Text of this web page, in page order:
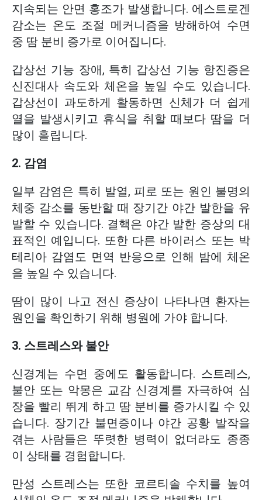
지속되는 안면 홍조가 발생합니다. 에스트로겐
감소는 온도 조절 메커니즘을 방해하여 수면
중 땀 분비 증가로 이어집니다.
갑상선 기능 장애, 특히 갑상선 기능 항진증은
신진대사 속도와 체온을 높일 수도 있습니다.
갑상선이 과도하게 활동하면 신체가 더 쉽게
열을 발생시키고 휴식을 취할 때보다 땀을 더
많이 흘립니다.
2. 감염
일부 감염은 특히 발열, 피로 또는 원인 불명의
체중 감소를 동반할 때 장기간 야간 발한을 유
발할 수 있습니다. 결핵은 야간 발한 증상의 대
표적인 예입니다. 또한 다른 바이러스 또는 박
테리아 감염도 면역 반응으로 인해 밤에 체온
을 높일 수 있습니다.
땀이 많이 나고 전신 증상이 나타나면 환자는
원인을 확인하기 위해 병원에 가야 합니다.
3. 스트레스와 불안
신경계는 수면 중에도 활동합니다. 스트레스,
불안 또는 악몽은 교감 신경계를 자극하여 심
장을 빨리 뛰게 하고 땀 분비를 증가시킬 수 있
습니다. 장기간 불면증이나 야간 공황 발작을
겪는 사람들은 뚜렷한 병력이 없더라도 종종
이 상태를 경험합니다.
만성 스트레스는 또한 코르티솔 수치를 높여